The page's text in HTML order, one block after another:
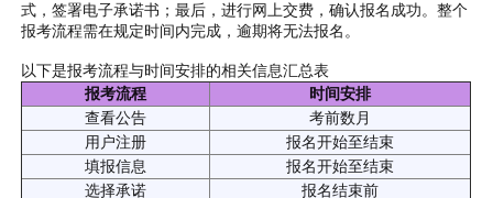
式，签署电子承诺书；最后，进行网上交费，确认报名成功。整个
报考流程需在规定时间内完成，逾期将无法报名。
以下是报考流程与时间安排的相关信息汇总表
报考流程
时间安排
查看公告
考前数月
用户注册
报名开始至结束
填报信息
报名开始至结束
选择承诺
报名结束前